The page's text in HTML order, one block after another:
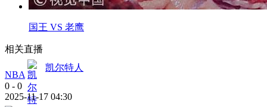
国王 VS 老鹰
相关直播
NBA
凯尔特人
0 - 0
2025-11-17 04:30